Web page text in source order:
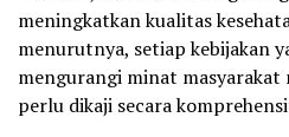
meningkatkan kualitas
menurutnya, setiap kebijakan
mengurangi minat masyarakat
perlu dikaji secara